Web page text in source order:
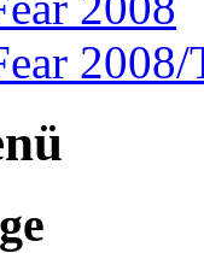
2008/